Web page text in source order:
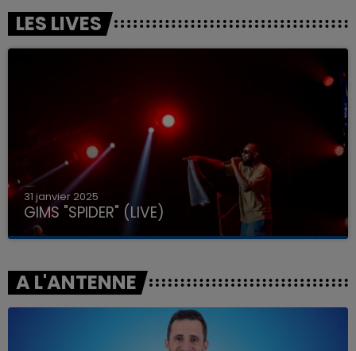
LES LIVES
31 janvier 2025
GIMS "SPIDER" (LIVE)
A L'ANTENNE